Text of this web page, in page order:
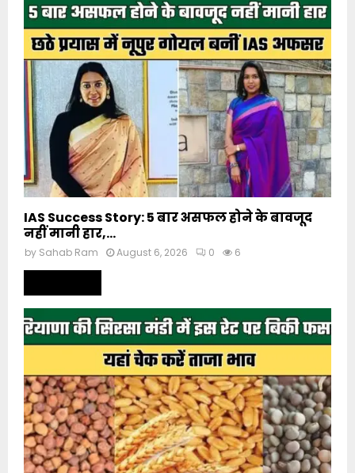
IAS Success Story: 5 बार असफल होने के बावजूद
नहीं मानी हार,...
by Sahab Ram August 6, 2026 0 6